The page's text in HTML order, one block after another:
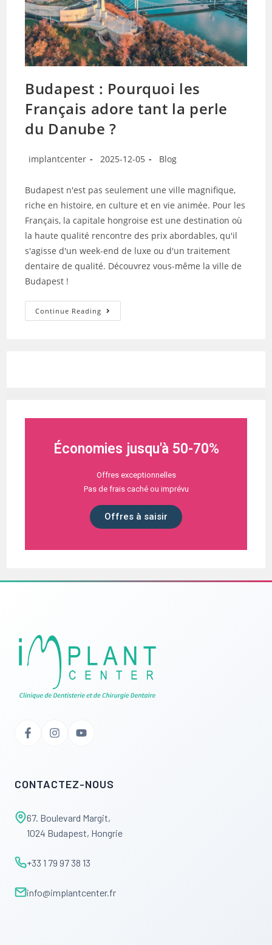
Budapest : Pourquoi les
Français adore tant la perle
du Danube ?
implantcenter 2025-12-05 Blog
Budapest n'est pas seulement une ville magnifique,
riche en histoire, en culture et en vie animée. Pour les
Français, la capitale hongroise est une destination où
la haute qualité rencontre des prix abordables, qu'il
s'agisse d'un week-end de luxe ou d'un traitement
dentaire de qualité. Découvrez vous-même la ville de
Budapest !
Continue Reading
Économies jusqu'à 50-70%
Offres exceptionnelles
Pas de frais caché ou imprévu
Offres à saisir
CONTACTEZ-NOUS
67. Boulevard Margit,
1024 Budapest, Hongrie
+33 1 79 97 38 13
info@implantcenter.fr